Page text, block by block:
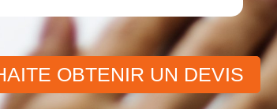
OBTENIR UN DEVIS